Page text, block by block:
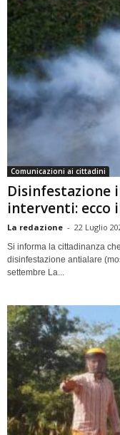
Comunicazioni ai cittadini
Disinfestazione
interventi: ecco
La redazione - 22 Luglio
Si informa la cittadinanza
disinfestazione antialare
settembre La...